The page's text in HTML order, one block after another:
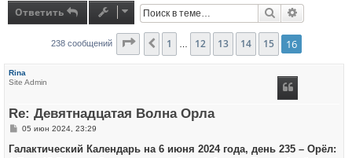
Ответить Поиск
238 сообщений Страница16 из 16
Пред.
1 12 13 14 15 16
Rina
Site Admin
Re: Девятнадцатая Волна Орла
С
о
05 июн 2024, 23:29
Галактический Календарь на 6 июня 2024 года, день 235 – Орёл: